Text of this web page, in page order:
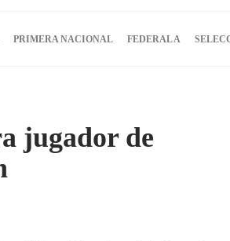
PRIMERA NACIONAL FEDERAL A
jugador de